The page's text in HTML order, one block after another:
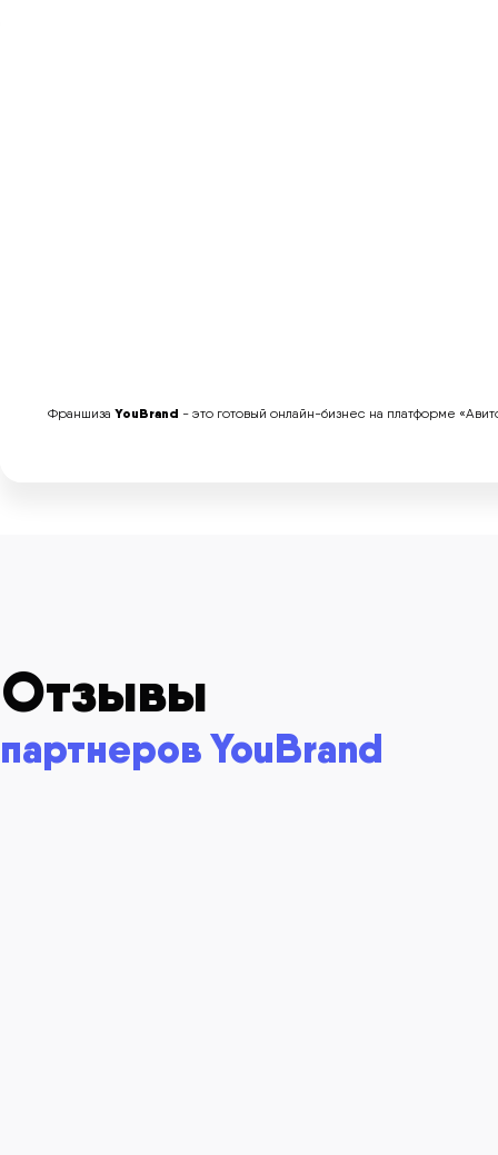
Франшиза YouBrand - это готовый онлайн-бизнес на платформе
партнеров YouBrand
Отзывы